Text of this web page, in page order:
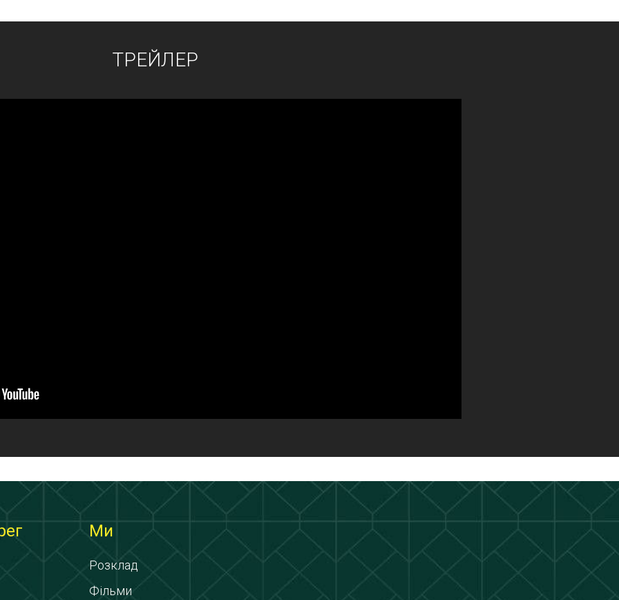
ТРЕЙЛЕР
Ми
Розклад
Фільми